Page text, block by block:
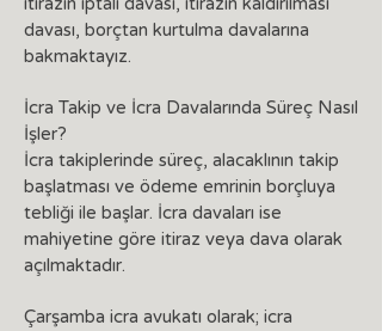
davası, borçtan kurtulma davalarına
bakmaktayız.
İcra Takip ve İcra Davalarında Süreç Nasıl
İşler?
İcra takiplerinde süreç, alacaklının takip
başlatması ve ödeme emrinin borçluya
tebliği ile başlar. İcra davaları ise
mahiyetine göre itiraz veya dava olarak
açılmaktadır.
Çarşamba icra avukatı olarak; icra